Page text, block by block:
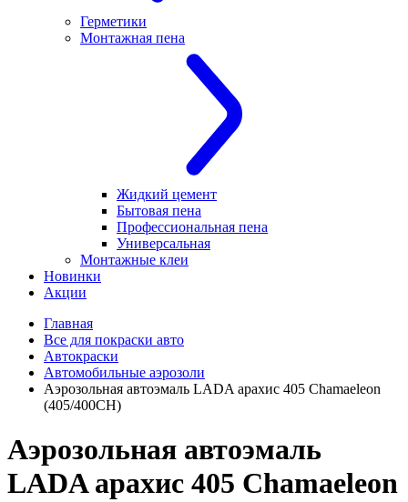
Герметики
Монтажная пена
Жидкий цемент
Бытовая пена
Профессиональная пена
Универсальная
Монтажные клеи
Новинки
Акции
Главная
Все для покраски авто
Автокраски
Автомобильные аэрозоли
Аэрозольная автоэмаль LADA арахис 405 Chamaeleon
(405/400CH)
Аэрозольная автоэмаль
LADA арахис 405 Chamaeleon